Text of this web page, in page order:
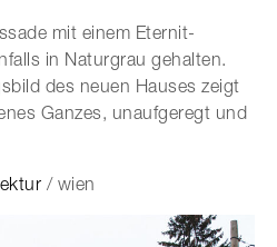
mit einem Eternit-
in Naturgrau gehalten.
des neuen Hauses zeigt
Ganzes, unaufgeregt und
/ wien